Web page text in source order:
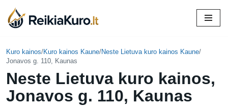
Skip
content
Kuro kainos/Kuro kainos Kaune/Neste Lietuva kuro kainos Kaune/
Jonavos g. 110, Kaunas
Neste Lietuva kuro kainos,
Jonavos g. 110, Kaunas